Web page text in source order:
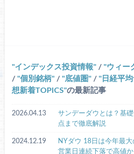
インデックス投資情報 / ウィー
/ 個別銘柄 / 底値圏 / 日経平
想新着TOPICS の最新記事
2026.04.13
サンデーダウとは？基
点まで徹底解説
2024.12.19
NYダウ 18日は今年最
営業日連続下落で高値